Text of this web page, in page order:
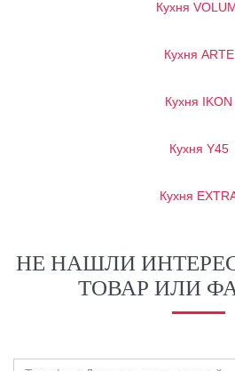
Кухня
Кухня ARTE
Кухня IKON
Кухня Y45
Кухня
НЕ НАШЛИ
ТОВАР ИЛИ